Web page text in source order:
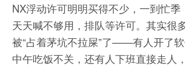
NX浮动许可明明买得不少，一到忙季
天天喊不够用，排队等许可。其实很
被“占着茅坑不拉屎”了——有人开了
中午吃饭不关，还有人下班直接走人